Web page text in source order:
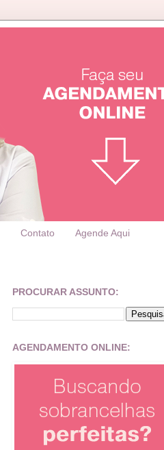
Contato Agende Aqui
PROCURAR ASSUNTO:
AGENDAMENTO ONLINE: